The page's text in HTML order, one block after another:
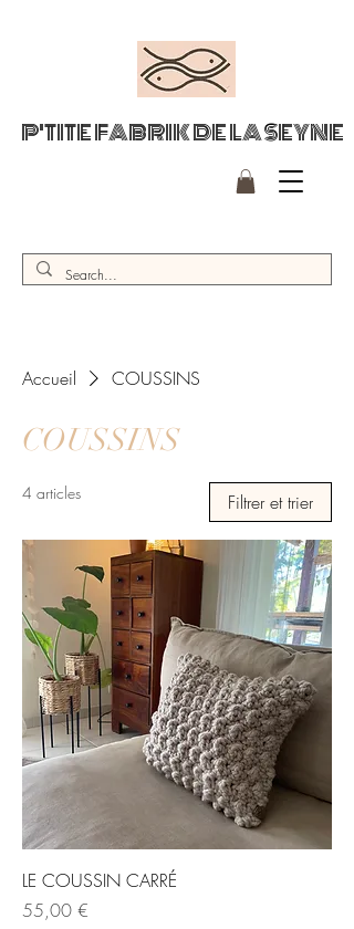
P'TITE FABRIK DE LA SEYNE
Accueil COUSSINS
COUSSINS
4 articles Filtrer et trier
LE COUSSIN CARRÉ
Prix
55,00 €